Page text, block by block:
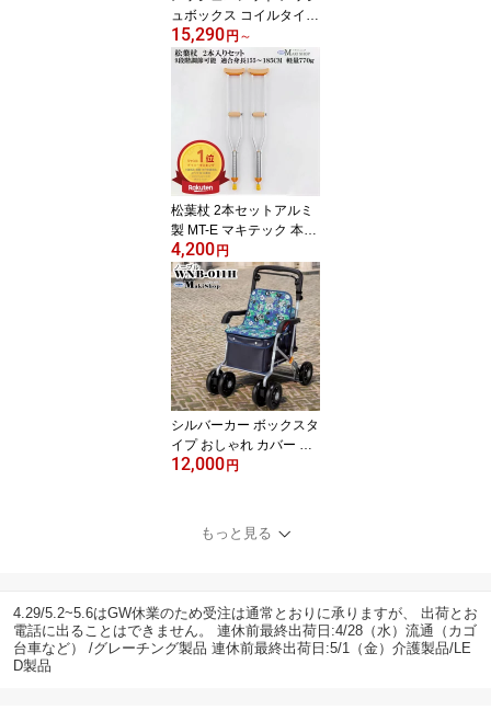
ュボックス コイルタイプ
MB-S-5 MB-A-5 MB-A-7
MB-S-7 MBC-A-1 網パレ
網かご 金網 折りたたみ
中 1000×800×700 大 12
00/1000/1500/2000kg マ
キテック【送料無料】
15,290円 ～
松葉杖 2本セットアルミ
製 MT-E マキテック 本体
長さ 114-134cm 重さ77
0g 9段階調節 松葉づえ・
松葉つえ 伸縮 長さ調整
軽量 軽い 介護 歩行補助
リハビリ クラッチ 【非
課税・送料無料】
4,200円
シルバーカー ボックスタ
イプ おしゃれ カバー ノ
ーブル 青花柄 WNB-011
母の日・プレゼント品と
しても人気です。 【老舗
12,000円
もっと見る
4.29/5.2~5.6はGW休業のため受注は通常とおりに承りますが、 出荷とお
電話に出ることはできません。 連休前最終出荷日:4/28（水）流通（カゴ
台車など） /グレーチング製品 連休前最終出荷日:5/1（金）介護製品/LE
D製品